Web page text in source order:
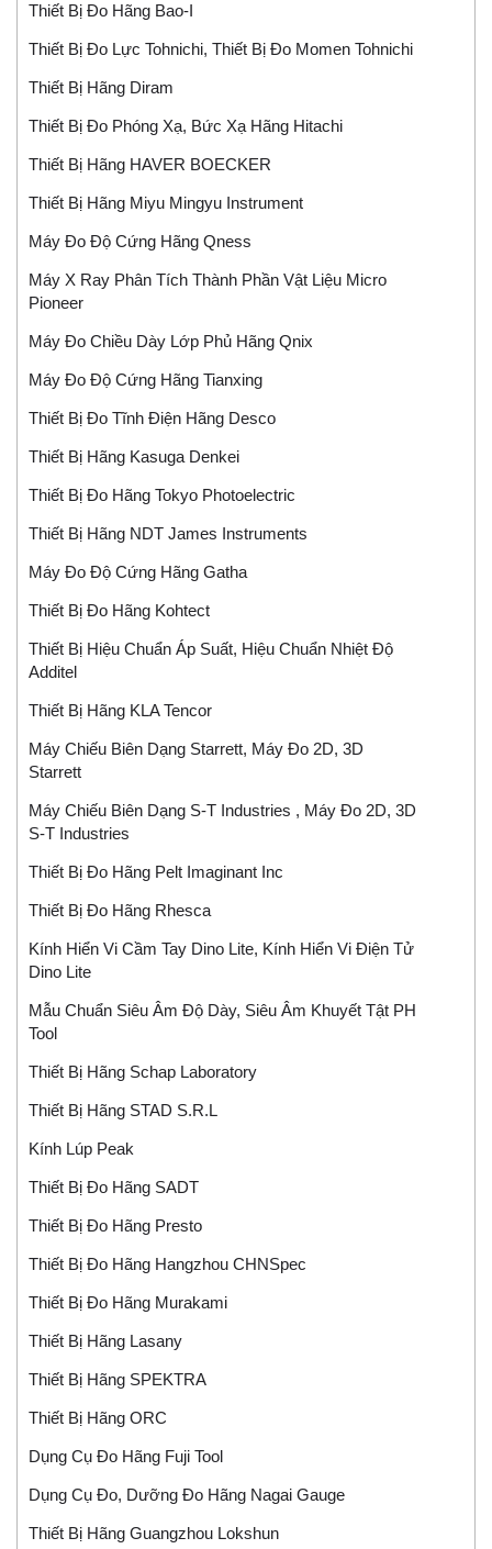
Thiết Bị Đo Hãng Bao-I
Thiết Bị Đo Lực Tohnichi, Thiết Bị Đo Momen Tohnichi
Thiết Bị Hãng Diram
Thiết Bị Đo Phóng Xạ, Bức Xạ Hãng Hitachi
Thiết Bị Hãng HAVER BOECKER
Thiết Bị Hãng Miyu Mingyu Instrument
Máy Đo Độ Cứng Hãng Qness
Máy X Ray Phân Tích Thành Phần Vật Liệu Micro
Pioneer
Máy Đo Chiều Dày Lớp Phủ Hãng Qnix
Máy Đo Độ Cứng Hãng Tianxing
Thiết Bị Đo Tĩnh Điện Hãng Desco
Thiết Bị Hãng Kasuga Denkei
Thiết Bị Đo Hãng Tokyo Photoelectric
Thiết Bị Hãng NDT James Instruments
Máy Đo Độ Cứng Hãng Gatha
Thiết Bị Đo Hãng Kohtect
Thiết Bị Hiệu Chuẩn Áp Suất, Hiệu Chuẩn Nhiệt Độ
Additel
Thiết Bị Hãng KLA Tencor
Máy Chiếu Biên Dạng Starrett, Máy Đo 2D, 3D
Starrett
Máy Chiếu Biên Dạng S-T Industries , Máy Đo 2D, 3D
S-T Industries
Thiết Bị Đo Hãng Pelt Imaginant Inc
Thiết Bị Đo Hãng Rhesca
Kính Hiển Vi Cầm Tay Dino Lite, Kính Hiển Vi Điện Tử
Dino Lite
Mẫu Chuẩn Siêu Âm Độ Dày, Siêu Âm Khuyết Tật PH
Tool
Thiết Bị Hãng Schap Laboratory
Thiết Bị Hãng STAD S.r.l
Kính Lúp Peak
Thiết Bị Đo Hãng SADT
Thiết Bị Đo Hãng Presto
Thiết Bị Đo Hãng Hangzhou CHNSpec
Thiết Bị Đo Hãng Murakami
Thiết Bị Hãng Lasany
Thiết Bị Hãng SPEKTRA
Thiết Bị Hãng ORC
Dụng Cụ Đo Hãng Fuji Tool
Dụng Cụ Đo, Dưỡng Đo Hãng Nagai Gauge
Thiết Bị Hãng Guangzhou Lokshun